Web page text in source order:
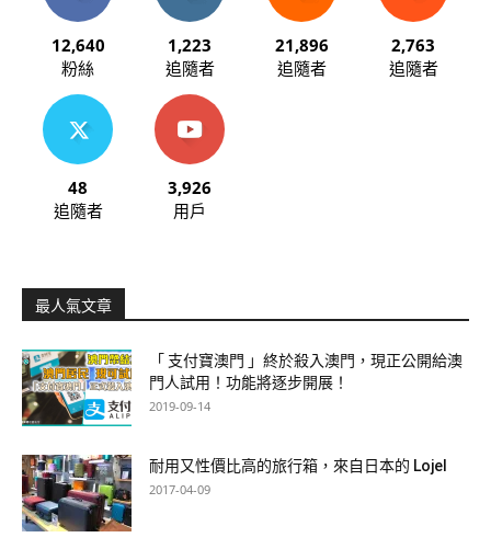
12,640
粉絲
1,223
追隨者
21,896
追隨者
2,763
追隨者
48
追隨者
3,926
用戶
最人氣文章
「 支付寶澳門 」終於殺入澳門，現正公開給澳
門人試用！功能將逐步開展！
2019-09-14
耐用又性價比高的旅行箱，來自日本的 Lojel
2017-04-09